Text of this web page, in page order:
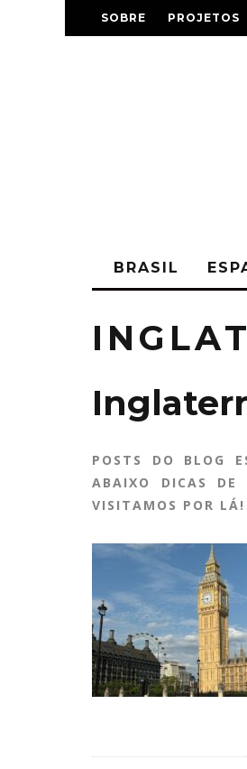
SOBRE PROJETOS
BRASIL
POSTS DO BLOG
ABAIXO DICAS DE
VISITAMOS POR LÁ!